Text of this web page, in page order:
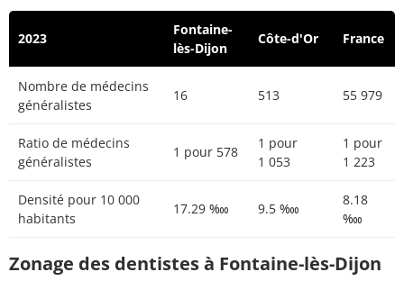
2023
Fontaine-
lès-Dijon
Côte-d'Or France
Nombre de médecins
généralistes
16 513 55 979
Ratio de médecins
généralistes
1 pour 578
1 pour
1 053
1 pour
1 223
Densité pour 10 000
habitants
17.29 ‱ 9.5 ‱
8.18
‱
Zonage des dentistes à Fontaine-lès-Dijon